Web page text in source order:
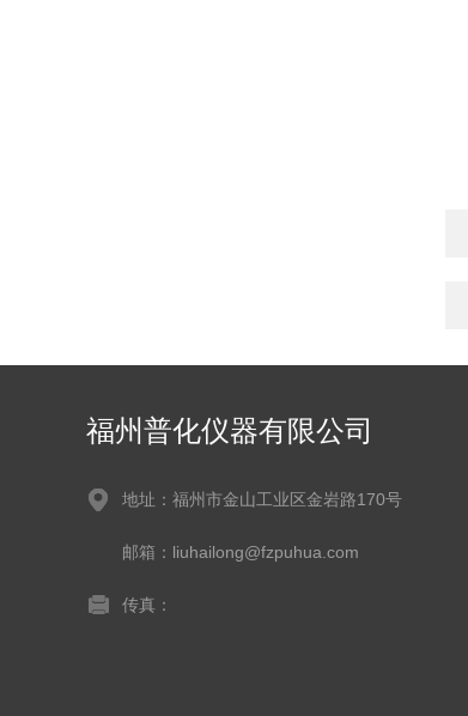
福州普化仪器有限公司
地址：福州市金山工业区金岩路170号
邮箱：liuhailong@fzpuhua.com
传真：